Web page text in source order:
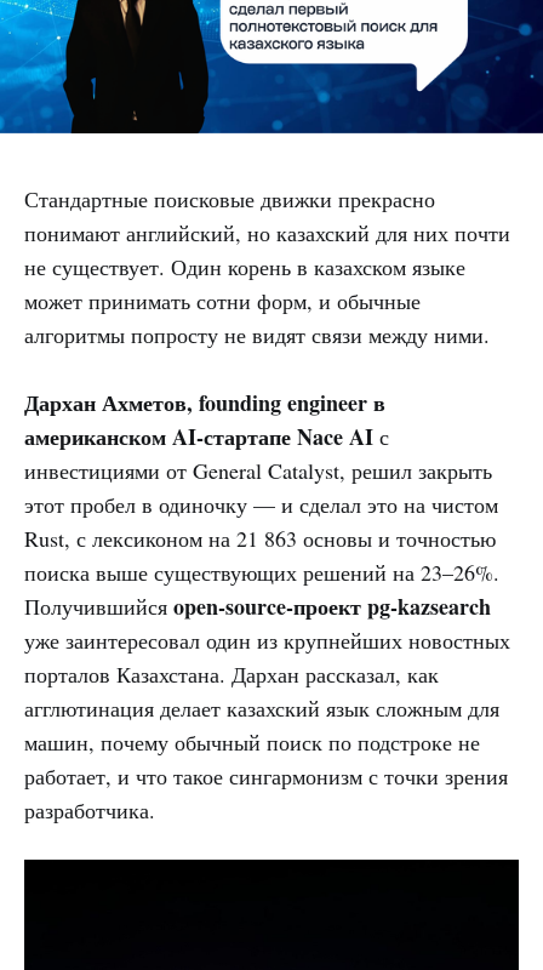
Стандартные поисковые движки прекрасно
понимают английский, но казахский для них почти
не существует. Один корень в казахском языке
может принимать сотни форм, и обычные
алгоритмы попросту не видят связи между ними.
Дархан Ахметов, founding engineer в
американском AI-стартапе Nace AI с
инвестициями от General Catalyst, решил закрыть
этот пробел в одиночку — и сделал это на чистом
Rust, с лексиконом на 21 863 основы и точностью
поиска выше существующих решений на 23–26%.
Получившийся open-source-проект pg-kazsearch
уже заинтересовал один из крупнейших новостных
порталов Казахстана. Дархан рассказал, как
агглютинация делает казахский язык сложным для
машин, почему обычный поиск по подстроке не
работает, и что такое сингармонизм с точки зрения
разработчика.